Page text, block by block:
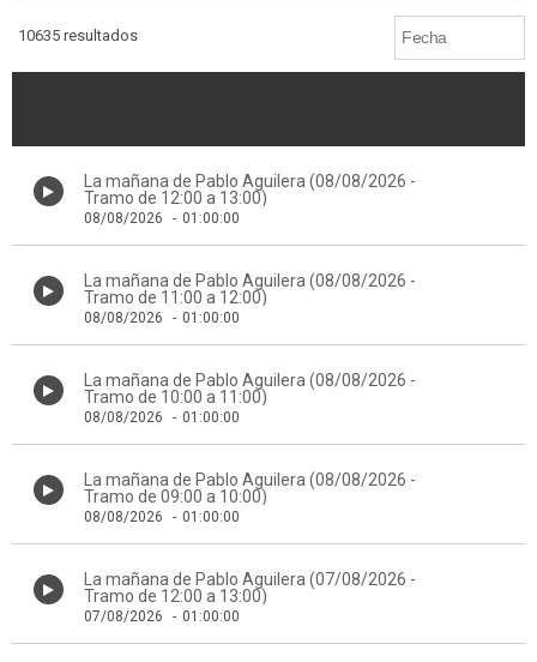
10635 resultados
La mañana de Pablo Aguilera (08/08/2026 -
Tramo de 12:00 a 13:00)
08/08/2026 - 01:00:00
La mañana de Pablo Aguilera (08/08/2026 -
Tramo de 11:00 a 12:00)
08/08/2026 - 01:00:00
La mañana de Pablo Aguilera (08/08/2026 -
Tramo de 10:00 a 11:00)
08/08/2026 - 01:00:00
La mañana de Pablo Aguilera (08/08/2026 -
Tramo de 09:00 a 10:00)
08/08/2026 - 01:00:00
La mañana de Pablo Aguilera (07/08/2026 -
Tramo de 12:00 a 13:00)
07/08/2026 - 01:00:00